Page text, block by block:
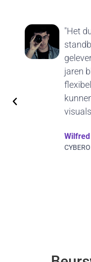
"Het
jaren
CYBERO